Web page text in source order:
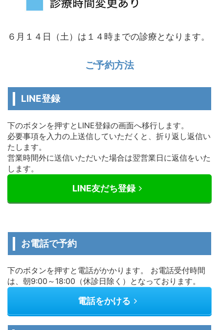
６月１４日（土）は１４時までの診療となります。
ご予約方法
LINE登録
下のボタンを押すとLINE登録の画面へ移行します。
必要事項を入力の上送信していただくと、折り返し返信い
たします。
営業時間外に送信いただいた場合は翌営業日に返信をいた
します。
LINE友だち登録
お電話で予約
下のボタンを押すと電話がかかります。 お電話受付時間
は、朝9:00～18:00（休診日除く）となっております。
電話をかける